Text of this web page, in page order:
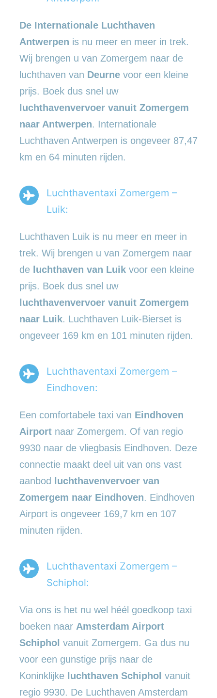
De Internationale Luchthaven
Antwerpen is nu meer en meer in trek.
Wij brengen u van Zomergem naar de
luchthaven van Deurne voor een kleine
prijs. Boek dus snel uw
luchthavenvervoer vanuit Zomergem
naar Antwerpen. Internationale
Luchthaven Antwerpen is ongeveer 87,47
km en 64 minuten rijden.
Luchthaventaxi Zomergem –
Luik:
Luchthaven Luik is nu meer en meer in
trek. Wij brengen u van Zomergem naar
de luchthaven van Luik voor een kleine
prijs. Boek dus snel uw
luchthavenvervoer vanuit Zomergem
naar Luik. Luchthaven Luik-Bierset is
ongeveer 169 km en 101 minuten rijden.
Luchthaventaxi Zomergem –
Eindhoven:
Een comfortabele taxi van Eindhoven
Airport naar Zomergem. Of van regio
9930 naar de vliegbasis Eindhoven. Deze
connectie maakt deel uit van ons vast
aanbod
luchthavenvervoer van
Zomergem naar Eindhoven. Eindhoven
Airport is ongeveer 169,7 km en 107
minuten rijden.
Luchthaventaxi Zomergem –
Schiphol:
Via ons is het nu wel héél goedkoop taxi
boeken naar Amsterdam Airport
Schiphol vanuit Zomergem. Ga dus nu
voor een gunstige prijs naar de
Koninklijke luchthaven Schiphol vanuit
regio 9930. De Luchthaven Amsterdam